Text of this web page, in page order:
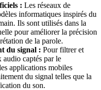
: Les réseaux de
informatiques inspirés du
Ils sont utilisés dans la
pour améliorer la précision
de la parole.
du signal : Pour filtrer et
audio captés par le
applications mobiles
du signal telles que la
du son.